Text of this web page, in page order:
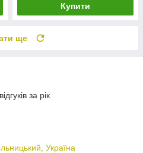
Купити
ще
за рік
Україна